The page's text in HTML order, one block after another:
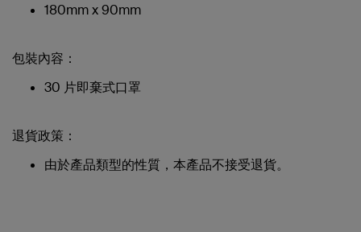
180mm x 90mm
包裝內容：
30 片即棄式口罩
退貨政策：
由於產品類型的性質，本產品不接受退貨。